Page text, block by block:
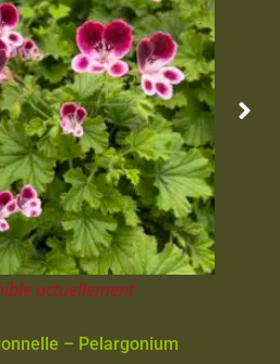
actuellement
– Pelargonium